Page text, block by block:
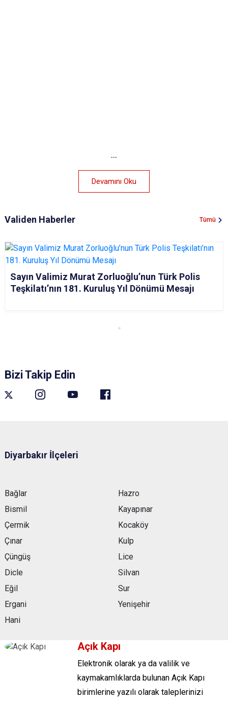
...
Devamını Oku
Validen Haberler Tümü
Sayın Valimiz Murat Zorluoğlu’nun Türk Polis
Teşkilatı’nın 181. Kuruluş Yıl Dönümü Mesajı
Bizi Takip Edin
Diyarbakır İlçeleri
Bağlar
Bismil
Çermik
Çınar
Çüngüş
Dicle
Eğil
Ergani
Hani
Hazro
Kayapınar
Kocaköy
Kulp
Lice
Silvan
Sur
Yenişehir
Açık Kapı
Elektronik olarak ya da valilik ve
kaymakamlıklarda bulunan Açık Kapı
birimlerine yazılı olarak taleplerinizi